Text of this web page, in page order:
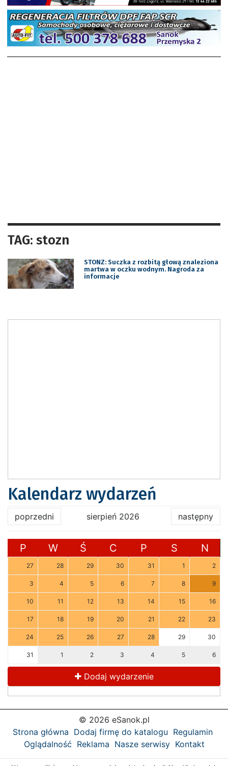
TAG: stozn
STONZ: Suczka z rozbitą głową znaleziona
martwa w oczku wodnym. Nagroda za
informacje
Kalendarz wydarzeń
poprzedni sierpień 2026 następny
P W Ś C P S N
27 28 29 30 31 1 2
3 4 5 6 7 8 9
10 11 12 13 14 15 16
17 18 19 20 21 22 23
24 25 26 27 28 29 30
31 1 2 3 4 5 6
Dodaj wydarzenie
© 2026 eSanok.pl
Strona główna Dodaj firmę do katalogu Regulamin
Oglądalność Reklama Nasze serwisy Kontakt